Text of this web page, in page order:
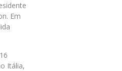
Em
Itália,